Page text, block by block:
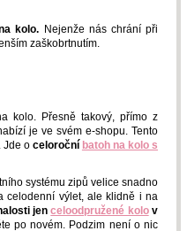
kolo.
Nejenže nás chrání při
zaškobrtnutím.
kolo. Přesně takový, přímo z
je ve svém e-shopu. Tento
Jde o celoroční batoh na kolo s
systému zipů velice snadno
celodenní výlet, ale klidně i na
jenceloodpružené kolov
po novém. Podzim není o nic